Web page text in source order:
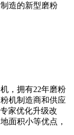
造的新型磨粉
，拥有22年磨粉
机制造商和供应
家优化升级改
面积小等优点，